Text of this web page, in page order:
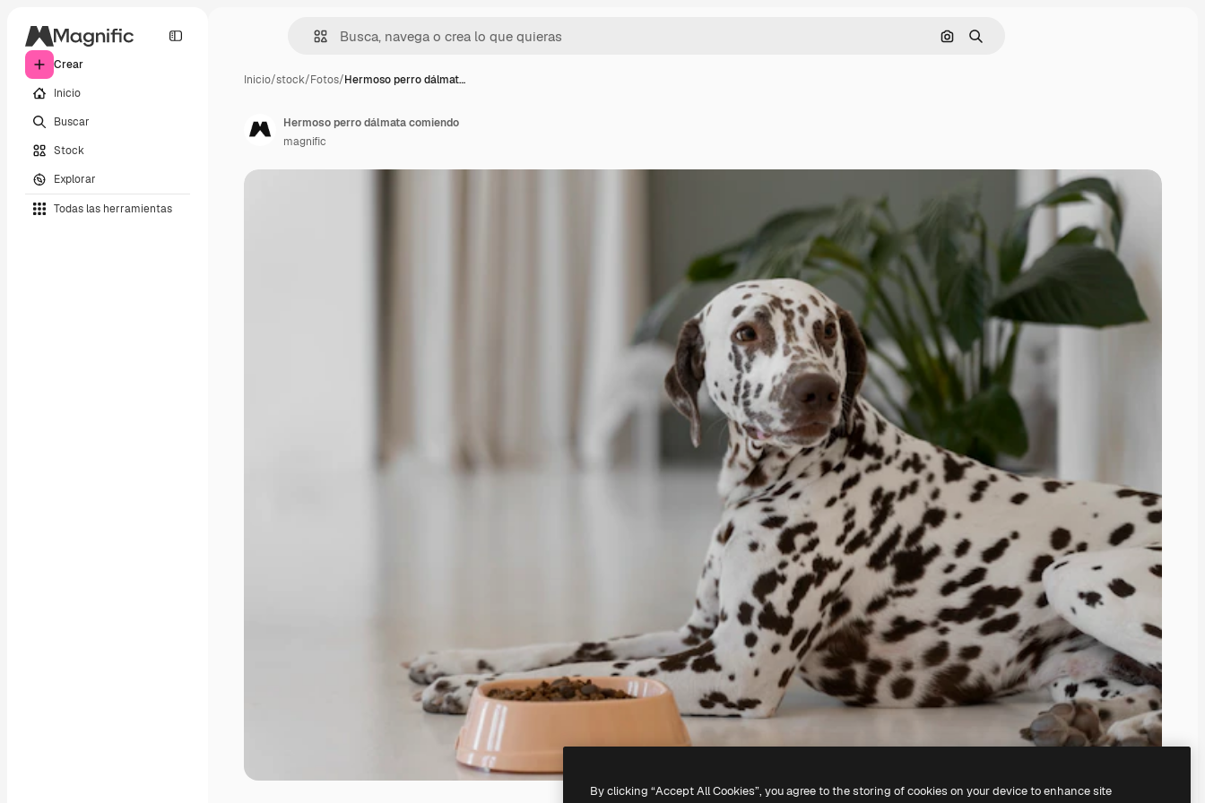
Crear
Inicio
Buscar
Stock
Explorar
Todas las herramientas
Buscar por imagen
Buscar
Inicio/stock/Fotos/Hermoso perro dálmat…
Hermoso perro dálmata comiendo
magnific
By clicking “Accept All Cookies”, you agree to the storing of cookies on your device to enhance site